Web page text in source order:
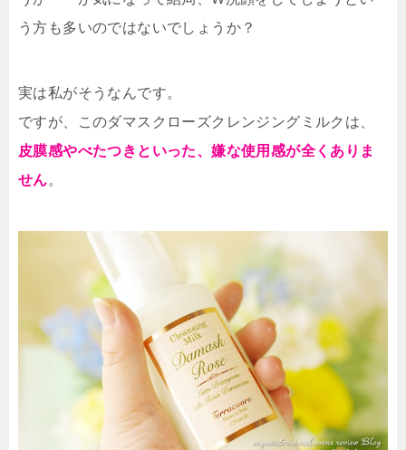
う方も多いのではないでしょうか？
実は私がそうなんです。
ですが、このダマスクローズクレンジングミルクは、
皮膜感やべたつきといった、嫌な使用感が全くありま
せん。